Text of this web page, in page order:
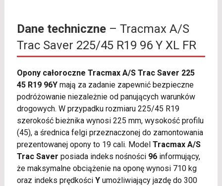
Dane techniczne– Tracmax A/S
Trac Saver 225/45 R19 96 Y XL FR
Opony całoroczne Tracmax A/S Trac Saver 225
45 R19 96Ymają za zadanie zapewnić bezpieczne
podróżowanie niezależnie od panujących warunków
drogowych. W przypadku rozmiaru 225/45 R19
szerokość bieżnika wynosi 225 mm, wysokość profilu
(45), a średnica felgi przeznaczonej do zamontowania
prezentowanej opony to 19 cali. Model Tracmax A/S
Trac Saver posiada indeks nośności 96informujący,
że maksymalne obciążenie na oponę wynosi 710 kg
oraz indeks prędkości Yumożliwiający jazdę do 300